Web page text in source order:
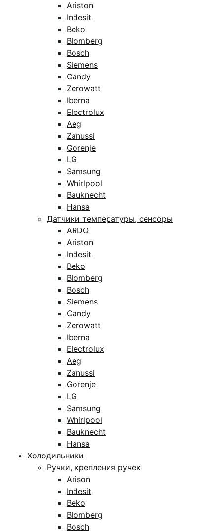
Ariston
Indesit
Beko
Blomberg
Bosch
Siemens
Candy
Zerowatt
Iberna
Electrolux
Aeg
Zanussi
Gorenje
LG
Samsung
Whirlpool
Bauknecht
Hansa
Датчики температуры, сенсоры
ARDO
Ariston
Indesit
Beko
Blomberg
Bosch
Siemens
Candy
Zerowatt
Iberna
Electrolux
Aeg
Zanussi
Gorenje
LG
Samsung
Whirlpool
Bauknecht
Hansa
Холодильники
Ручки, крепления ручек
Arison
Indesit
Beko
Blomberg
Bosch